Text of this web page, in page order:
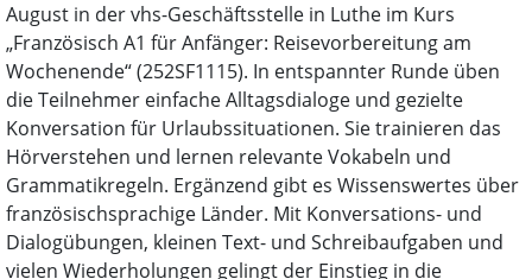
August in der vhs-Geschäftsstelle in Luthe im Kurs
„Französisch A1 für Anfänger: Reisevorbereitung am
Wochenende“ (252SF1115). In entspannter Runde üben
die Teilnehmer einfache Alltagsdialoge und gezielte
Konversation für Urlaubssituationen. Sie trainieren das
Hörverstehen und lernen relevante Vokabeln und
Grammatikregeln. Ergänzend gibt es Wissenswertes über
französischsprachige Länder. Mit Konversations- und
Dialogübungen, kleinen Text- und Schreibaufgaben und
vielen Wiederholungen gelingt der Einstieg in die